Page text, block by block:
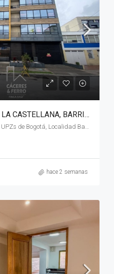
OFICINA EN VENTA EN LA CASTELLANA, BARRIOS UNIDOS, BOGOTÁ, D.C. – (1074)
Carrera 49A, La Castellana, UPZs de Bogotá, Localidad Barrios Unidos, Bogotá, Bogotá, Distrito Capital, RAP (Especial) Central, 111211, Colombia
hace 2 semanas